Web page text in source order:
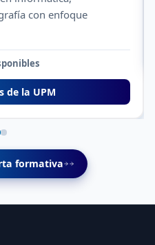
con enfoque
de la UPM
formativa